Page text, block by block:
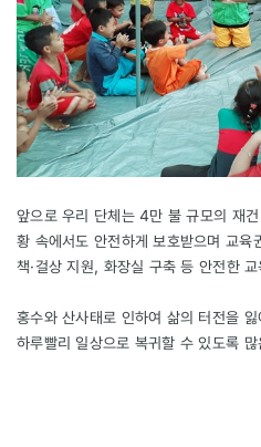
앞으로 우리 단체는 4만 불 규모의 재
황 속에서도 안전하게 보호받으며 교
책·걸상 지원, 화장실 구축 등 안전한
홍수와 산사태로 인하여 삶의 터전을
하루빨리 일상으로 복귀할 수 있도록